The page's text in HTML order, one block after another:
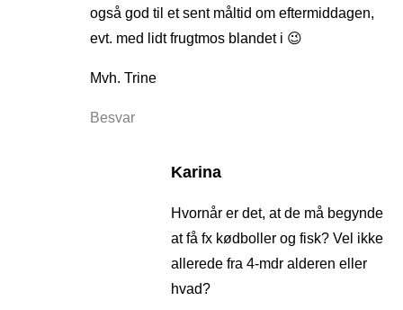
også god til et sent måltid om eftermiddagen,
evt. med lidt frugtmos blandet i 😉
Mvh. Trine
Besvar
Karina
Hvornår er det, at de må begynde
at få fx kødboller og fisk? Vel ikke
allerede fra 4-mdr alderen eller
hvad?